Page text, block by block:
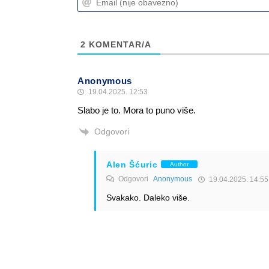
2 KOMENTAR/A
Anonymous
19.04.2025. 12:53
Slabo je to. Mora to puno više.
Odgovori
Alen Šćuric Author
Odgovori Anonymous 19.04.2025. 14:55
Svakako. Daleko više.